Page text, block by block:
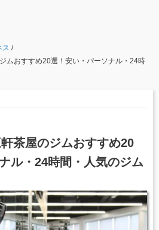
ス /
ムおすすめ20選！安い・パーソナル・24時
軒茶屋のジムおすすめ20
ル・24時間・人気のジム